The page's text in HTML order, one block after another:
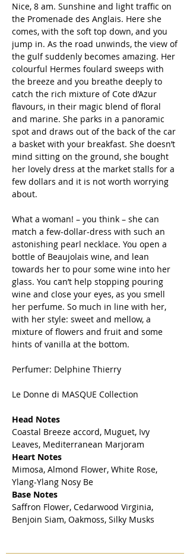
Nice, 8 am. Sunshine and light traffic on
the Promenade des Anglais. Here she
comes, with the soft top down, and you
jump in. As the road unwinds, the view of
the gulf suddenly becomes amazing. Her
colourful Hermes foulard sweeps with
the breeze and you breathe deeply to
catch the rich mixture of Cote d’Azur
flavours, in their magic blend of floral
and marine. She parks in a panoramic
spot and draws out of the back of the car
a basket with your breakfast. She doesn’t
mind sitting on the ground, she bought
her lovely dress at the market stalls for a
few dollars and it is not worth worrying
about.
What a woman! – you think – she can
match a few-dollar-dress with such an
astonishing pearl necklace. You open a
bottle of Beaujolais wine, and lean
towards her to pour some wine into her
glass. You can’t help stopping pouring
wine and close your eyes, as you smell
her perfume. So much in line with her,
with her style: sweet and mellow, a
mixture of flowers and fruit and some
hints of vanilla at the bottom.
Perfumer: Delphine Thierry
Le Donne di MASQUE Collection
Head Notes
Coastal Breeze accord, Muguet, Ivy
Leaves, Mediterranean Marjoram
Heart Notes
Mimosa, Almond Flower, White Rose,
Ylang-Ylang Nosy Be
Base Notes
Saffron Flower, Cedarwood Virginia,
Benjoin Siam, Oakmoss, Silky Musks